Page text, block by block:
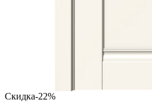
Скидка-22%